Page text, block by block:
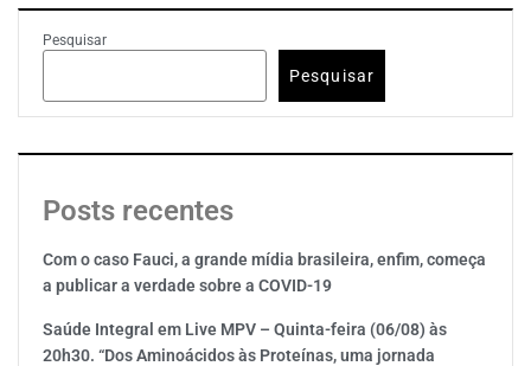
Pesquisar
Pesquisar
Posts recentes
Com o caso Fauci, a grande mídia brasileira, enfim, começa
a publicar a verdade sobre a COVID-19
Saúde Integral em Live MPV – Quinta-feira (06/08) às
20h30. “Dos Aminoácidos às Proteínas, uma jornada